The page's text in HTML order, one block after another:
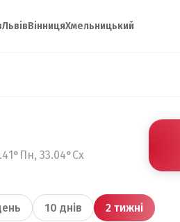
ЛьвівВінницяХмельницький
33.04°Сх
10 днів 2 тижні